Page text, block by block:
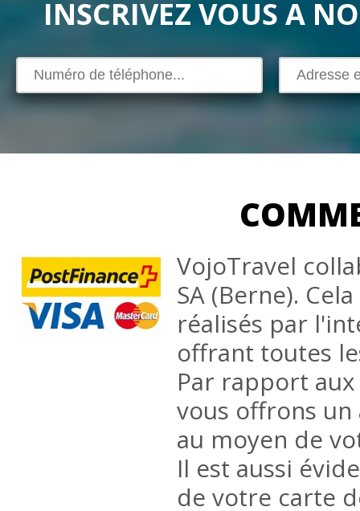
INSCRIVEZ VOUS A
VojoTravel
SA (Berne).
réalisés par
offrant toutes
Par rapport
vous offrons un
au moyen de
Il est aussi
de votre carte